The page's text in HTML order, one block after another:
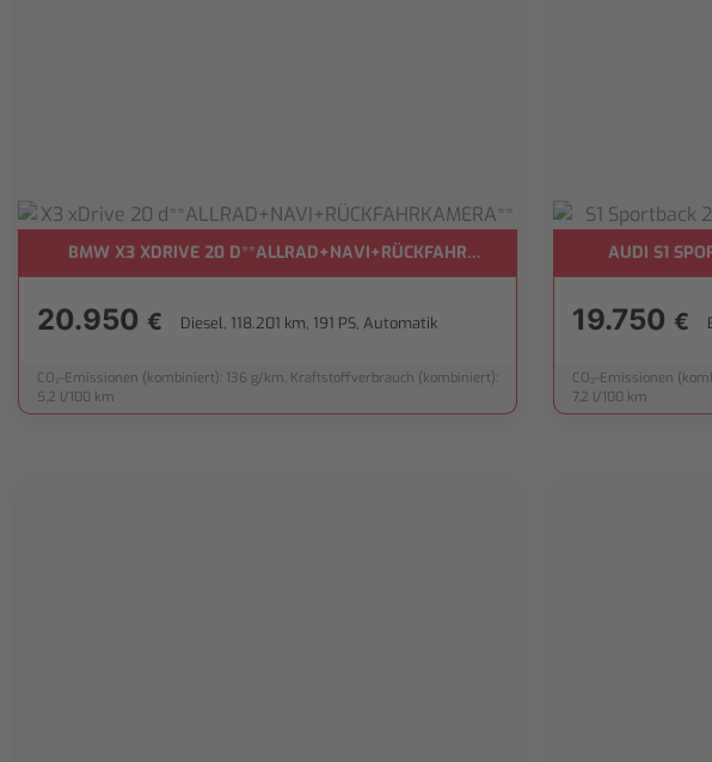
BMW X3 XDRIVE 20 D**ALLRAD+NAVI+RÜCKFAHRKAMERA**
20.950 € Diesel, 118.201 km, 191 PS, Automatik
CO₂-Emissionen (kombiniert): 136 g/km, Kraftstoffverbrauch (kombiniert):
5,2 l/100 km
AUDI S1
19.750 €
CO₂-Emissionen
7,2 l/100 km